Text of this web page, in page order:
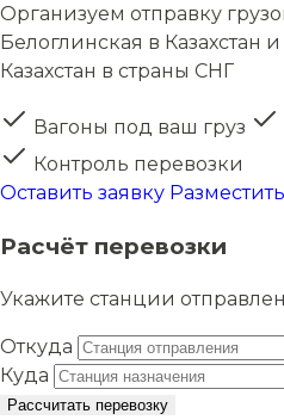
Организуем отправку
Белоглинская в Казахстан
Казахстан в страны СНГ
Вагоны под ваш груз
Контроль перевозки
Оставить заявку
Расчёт перевозки
Укажите станции
Откуда
Куда
Рассчитать перевозку